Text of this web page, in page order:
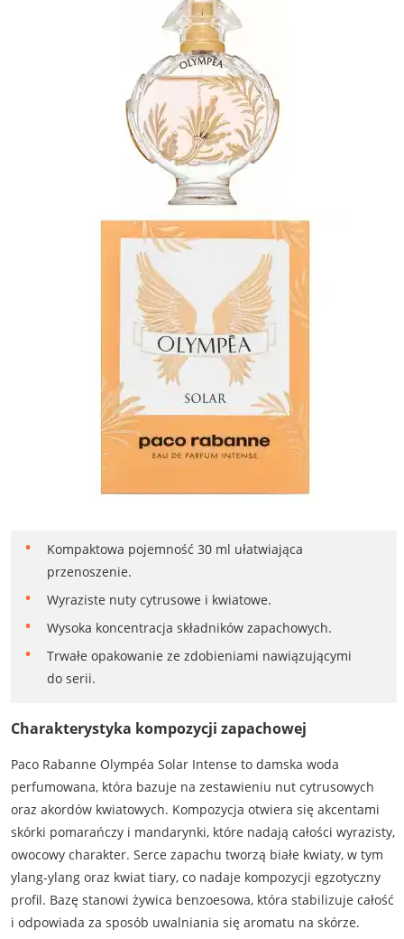
Kompaktowa pojemność 30 ml ułatwiająca
przenoszenie.
Wyraziste nuty cytrusowe i kwiatowe.
Wysoka koncentracja składników zapachowych.
Trwałe opakowanie ze zdobieniami nawiązującymi
do serii.
Charakterystyka kompozycji zapachowej
Paco Rabanne Olympéa Solar Intense to damska woda
perfumowana, która bazuje na zestawieniu nut cytrusowych
oraz akordów kwiatowych. Kompozycja otwiera się akcentami
skórki pomarańczy i mandarynki, które nadają całości wyrazisty,
owocowy charakter. Serce zapachu tworzą białe kwiaty, w tym
ylang-ylang oraz kwiat tiary, co nadaje kompozycji egzotyczny
profil. Bazę stanowi żywica benzoesowa, która stabilizuje całość
i odpowiada za sposób uwalniania się aromatu na skórze.